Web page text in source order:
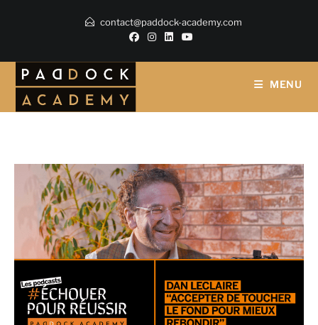
contact@paddock-academy.com
MENU